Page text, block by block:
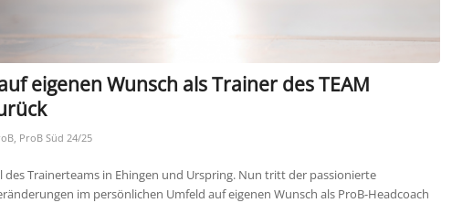
eigenen Wunsch als Trainer des TEAM
ProB Süd 24/25
des Trainerteams in Ehingen und Urspring. Nun tritt der passionierte
im persönlichen Umfeld auf eigenen Wunsch als ProB-Headcoach